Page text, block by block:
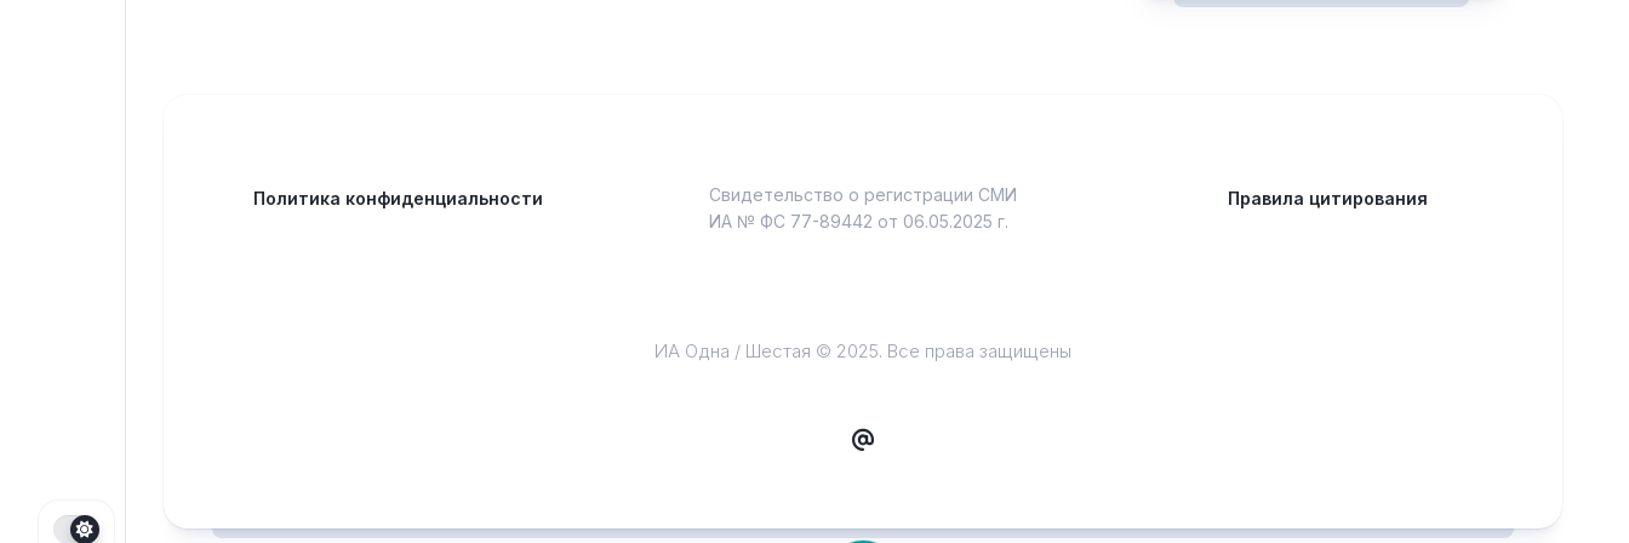
Политика конфиденциальности
Свидетельство о регистрации СМИ
ИА № ФС 77-89442 от 06.05.2025 г.
Правила цитирования
ИА Одна / Шестая © 2025. Все права защищены